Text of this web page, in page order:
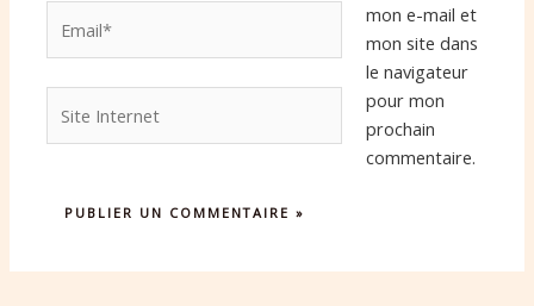
Internet
mon e-mail et
mon site dans
le navigateur
pour mon
prochain
commentaire.